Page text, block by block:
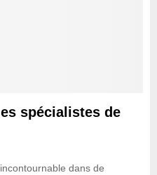
spécialistes de
dans de